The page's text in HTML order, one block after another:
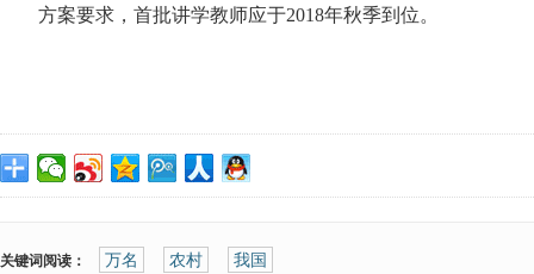
方案要求，首批讲学教师应于2018年秋季到位。
关键词阅读： 万名 农村 我国